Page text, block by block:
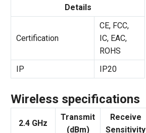
Details
Certification
CE, FCC,
IC, EAC,
ROHS
IP
IP20
Wireless specifications
2.4 GHz
Transmit
(dBm)
Receive
Sensitivity